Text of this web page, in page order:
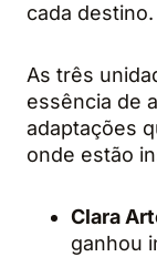
cada destino.
As três
essência de
adaptações
onde estão
Clara
ganhou